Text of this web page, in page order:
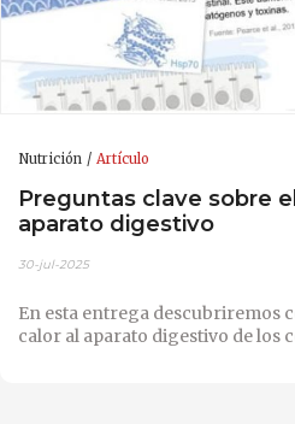
Nutrición Artículo
Preguntas clave sobre
aparato digestivo
30-jul-2025
En esta entrega descubriremos
calor al aparato digestivo de los